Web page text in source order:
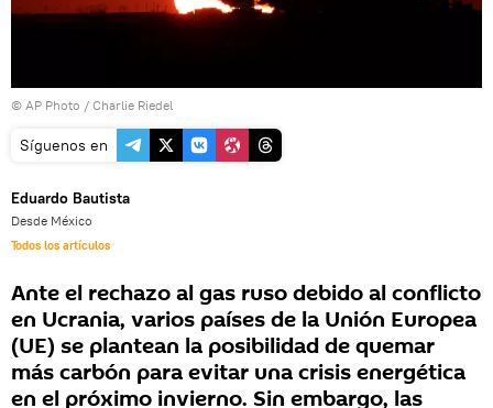
© AP Photo / Charlie Riedel
Síguenos en
Eduardo Bautista
Desde México
Todos los artículos
Ante el rechazo al gas ruso debido al conflicto
en Ucrania, varios países de la Unión Europea
(UE) se plantean la posibilidad de quemar
más carbón para evitar una crisis energética
en el próximo invierno. Sin embargo, las